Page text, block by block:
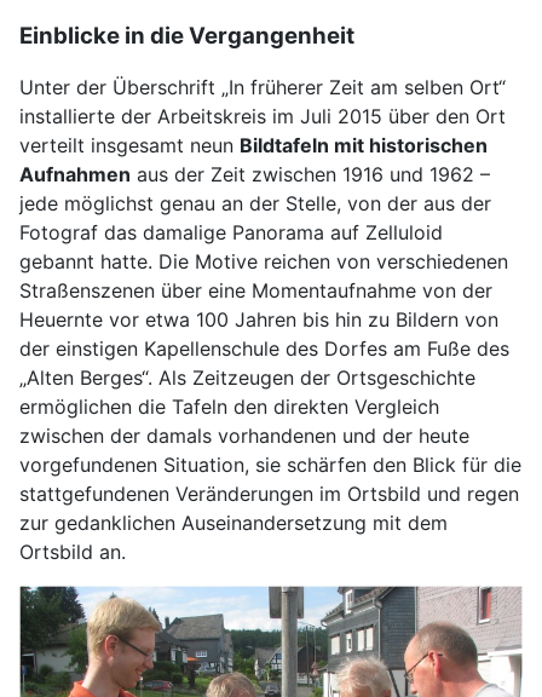
Einblicke in die Vergangenheit
Unter der Überschrift „In früherer Zeit am selben Ort“
installierte der Arbeitskreis im Juli 2015 über den Ort
verteilt insgesamt neun Bildtafeln mit historischen
Aufnahmen aus der Zeit zwischen 1916 und 1962 –
jede möglichst genau an der Stelle, von der aus der
Fotograf das damalige Panorama auf Zelluloid
gebannt hatte. Die Motive reichen von verschiedenen
Straßenszenen über eine Momentaufnahme von der
Heuernte vor etwa 100 Jahren bis hin zu Bildern von
der einstigen Kapellenschule des Dorfes am Fuße des
„Alten Berges“. Als Zeitzeugen der Ortsgeschichte
ermöglichen die Tafeln den direkten Vergleich
zwischen der damals vorhandenen und der heute
vorgefundenen Situation, sie schärfen den Blick für die
stattgefundenen Veränderungen im Ortsbild und regen
zur gedanklichen Auseinandersetzung mit dem
Ortsbild an.